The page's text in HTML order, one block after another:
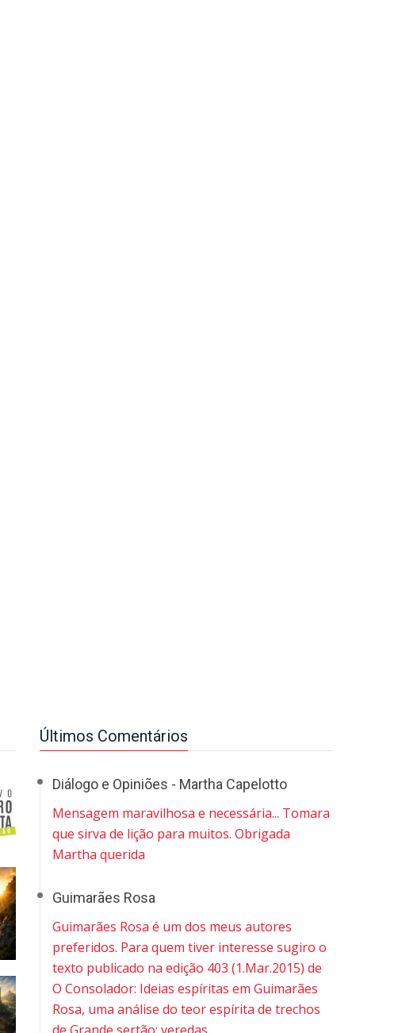
Últimos Comentários
Diálogo e Opiniões - Martha Capelotto
Mensagem maravilhosa e necessária... Tomara
que sirva de lição para muitos. Obrigada
Martha querida
Guimarães Rosa
Guimarães Rosa é um dos meus autores
preferidos. Para quem tiver interesse sugiro o
texto publicado na edição 403 (1.Mar.2015) de
O Consolador: Ideias espíritas em Guimarães
Rosa, uma análise do teor espírita de trechos